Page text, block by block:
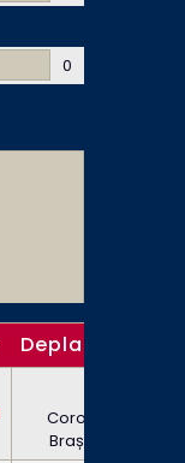
0
Deplasare
Corona
Brașov